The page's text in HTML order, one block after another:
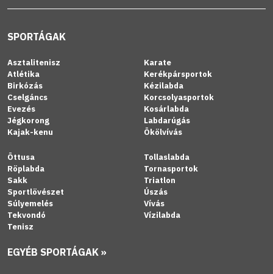
SPORTÁGAK
Asztalitenisz
Atlétika
Birkózás
Cselgáncs
Evezés
Jégkorong
Kajak-kenu
Karate
Kerékpársportok
Kézilabda
Korcsolyasportok
Kosárlabda
Labdarúgás
Ökölvívás
Öttusa
Röplabda
Sakk
Sportlövészet
Súlyemelés
Tekvondó
Tenisz
Tollaslabda
Tornasportok
Triatlon
Úszás
Vívás
Vízilabda
EGYÉB SPORTÁGAK »